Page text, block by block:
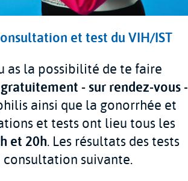
et test du VIH/IST
as la possibilité de te faire
- sur rendez-vous-
ainsi que la gonorrhée et
et tests ont lieu tous les
et 20h. Les résultats des tests
suivante.